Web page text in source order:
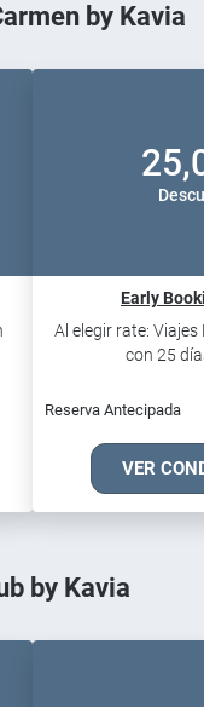
by Kavia
Early
Al elegir rate:
con 25
Reserva Antecipada
VER
by Kavia